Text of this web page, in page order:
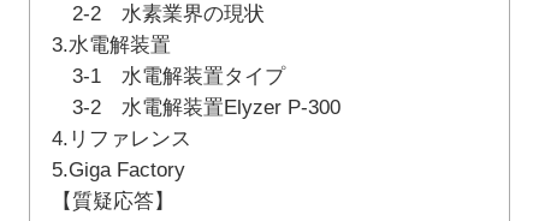
2-2 水素業界の現状
3.水電解装置
3-1 水電解装置タイプ
3-2 水電解装置Elyzer P-300
4.リファレンス
5.Giga Factory
【質疑応答】